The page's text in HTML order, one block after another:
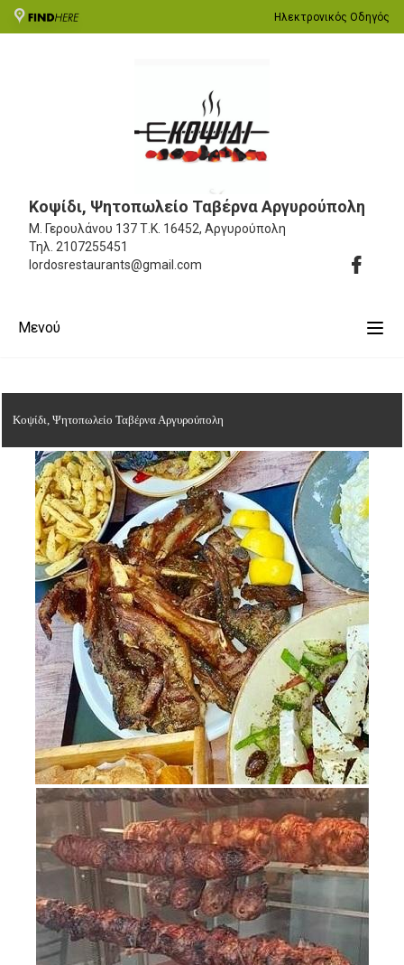
Ηλεκτρονικός Οδηγός
Κοψίδι, Ψητοπωλείο Ταβέρνα Αργυρούπολη
Μ. Γερουλάνου 137Τ.Κ. 16452, Αργυρούπολη
Τηλ. 2107255451
lordosrestaurants@gmail.com
Μενού
Κοψίδι, Ψητοπωλείο Ταβέρνα Αργυρούπολη